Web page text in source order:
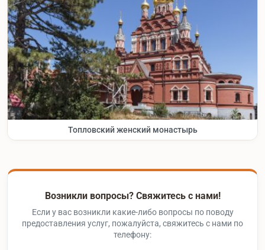
Топловский женский монастырь
Возникли вопросы? Свяжитесь с нами!
Если у вас возникли какие-либо вопросы по поводу
предоставления услуг, пожалуйста, свяжитесь с нами по
телефону: